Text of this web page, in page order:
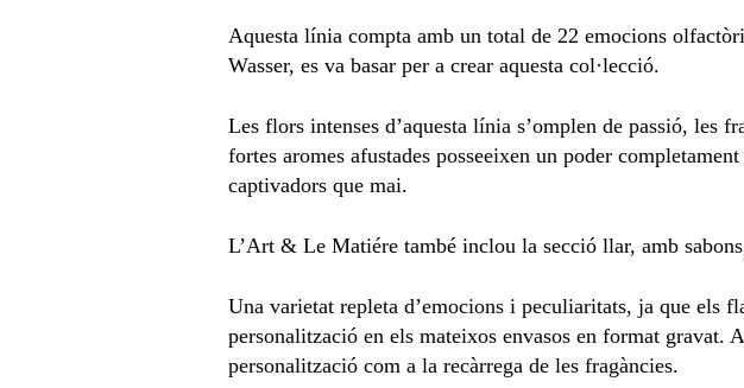
Aquesta línia compta amb un total de 22 emocions
Wasser, es va basar per a crear aquesta col·lecció.
Les flors intenses d’aquesta línia s’omplen de passió, les
fortes aromes afustades posseeixen un poder
captivadors que mai.
L’Art & Le Matiére també inclou la secció llar, amb
Una varietat repleta d’emocions i peculiaritats, ja que els
personalització en els mateixos envasos en format gravat.
personalització com a la recàrrega de les fragàncies.